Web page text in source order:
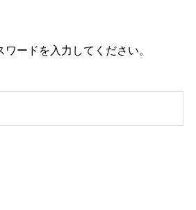
ードを入力してください。